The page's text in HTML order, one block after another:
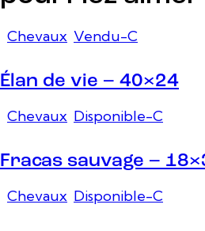
Chevaux Vendu-C
Élan de vie – 40×24
Chevaux Disponible-C
Fracas sauvage –
Chevaux Disponible-C